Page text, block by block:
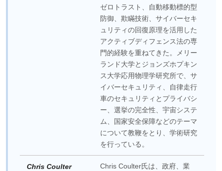
ゼロトラスト、自動移動標的型
防御、欺瞞技術、サイバーセキ
ュリティの回復原理を活用した
アクティブディフェンス法の専
門的経験を重ねてきた。メリー
ランド大学とジョンズホプキン
ス大学応用物理学研究所で、サ
イバーセキュリティ、自律走行
車のセキュリティとプライバシ
ー、選挙の完全性、宇宙システ
ム、国家安全保障などのテーマ
について教鞭をとり、学術研究
を行っている。
Chris Coulter
Chris Coulter氏は、政府、業